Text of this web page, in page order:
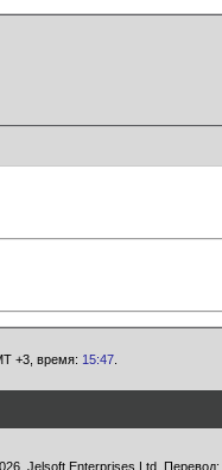
+3, время: 15:47.
Jelsoft Enterprises Ltd. Перевод: